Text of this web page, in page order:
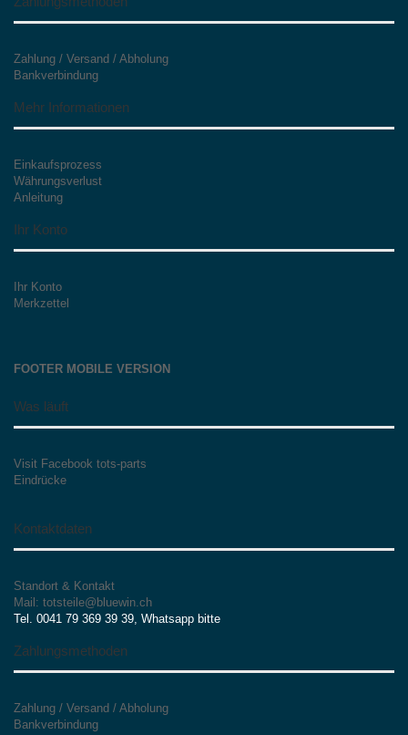
Zahlung / Versand / Abholung
Bankverbindung
Mehr Informationen
Einkaufsprozess
Währungsverlust
Anleitung
Ihr Konto
Ihr Konto
Merkzettel
FOOTER MOBILE VERSION
Was läuft
Visit Facebook tots-parts
Eindrücke
Kontaktdaten
Standort & Kontakt
Mail: totsteile@bluewin.ch
Tel. 0041 79 369 39 39, Whatsapp bitte
Zahlungsmethoden
Zahlung / Versand / Abholung
Bankverbindung